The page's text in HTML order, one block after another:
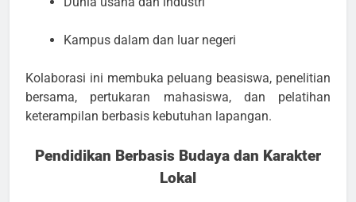
Kampus dalam dan luar negeri
Kolaborasi ini membuka peluang beasiswa, penelitian
bersama, pertukaran mahasiswa, dan pelatihan
keterampilan berbasis kebutuhan lapangan.
Pendidikan Berbasis Budaya dan Karakter
Lokal